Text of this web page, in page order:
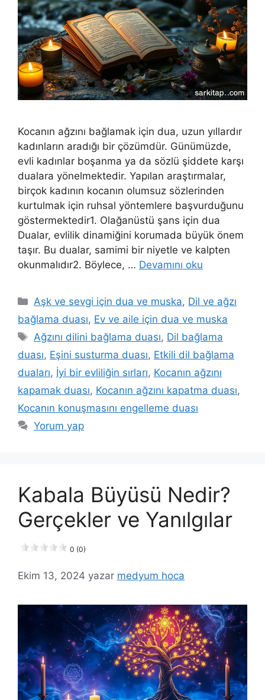
Kocanın ağzını bağlamak için dua, uzun yıllardır
kadınların aradığı bir çözümdür. Günümüzde,
evli kadınlar boşanma ya da sözlü şiddete karşı
dualara yönelmektedir. Yapılan araştırmalar,
birçok kadının kocanın olumsuz sözlerinden
kurtulmak için ruhsal yöntemlere başvurduğunu
göstermektedir1. Olağanüstü şans için dua
Dualar, evlilik dinamiğini korumada büyük önem
taşır. Bu dualar, samimi bir niyetle ve kalpten
okunmalıdır2. Böylece, … Devamını oku
Aşk ve sevgi için dua ve muska, Dil ve ağzı
bağlama duası, Ev ve aile için dua ve muska
Ağzını dilini bağlama duası, Dil bağlama
duası, Eşini susturma duası, Etkili dil bağlama
duaları, İyi bir evliliğin sırları, Kocanın ağzını
kapamak duası, Kocanın ağzını kapatma duası,
Kocanın konuşmasını engelleme duası
Yorum yap
Kabala Büyüsü Nedir?
Gerçekler ve Yanılgılar
0 (0)
Ekim 13, 2024 yazar medyum hoca